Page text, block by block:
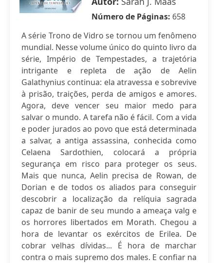
Número de Páginas: 658
A série Trono de Vidro se tornou um fenômeno
mundial. Nesse volume único do quinto livro da
série, Império de Tempestades, a trajetória
intrigante e repleta de ação de Aelin
Galathynius continua: ela atravessa e sobrevive
à prisão, traições, perda de amigos e amores.
Agora, deve vencer seu maior medo para
salvar o mundo. A tarefa não é fácil. Com a vida
e poder jurados ao povo que está determinada
a salvar, a antiga assassina, conhecida como
Celaena Sardothien, colocará a própria
segurança em risco para proteger os seus.
Mais que nunca, Aelin precisa de Rowan, de
Dorian e de todos os aliados para conseguir
descobrir a localização da relíquia sagrada
capaz de banir de seu mundo a ameaça valg e
os horrores libertados em Morath. Chegou a
hora de levantar os exércitos de Erilea. De
cobrar velhas dívidas... É hora de marchar
contra o mais supremo dos males. E confiar na